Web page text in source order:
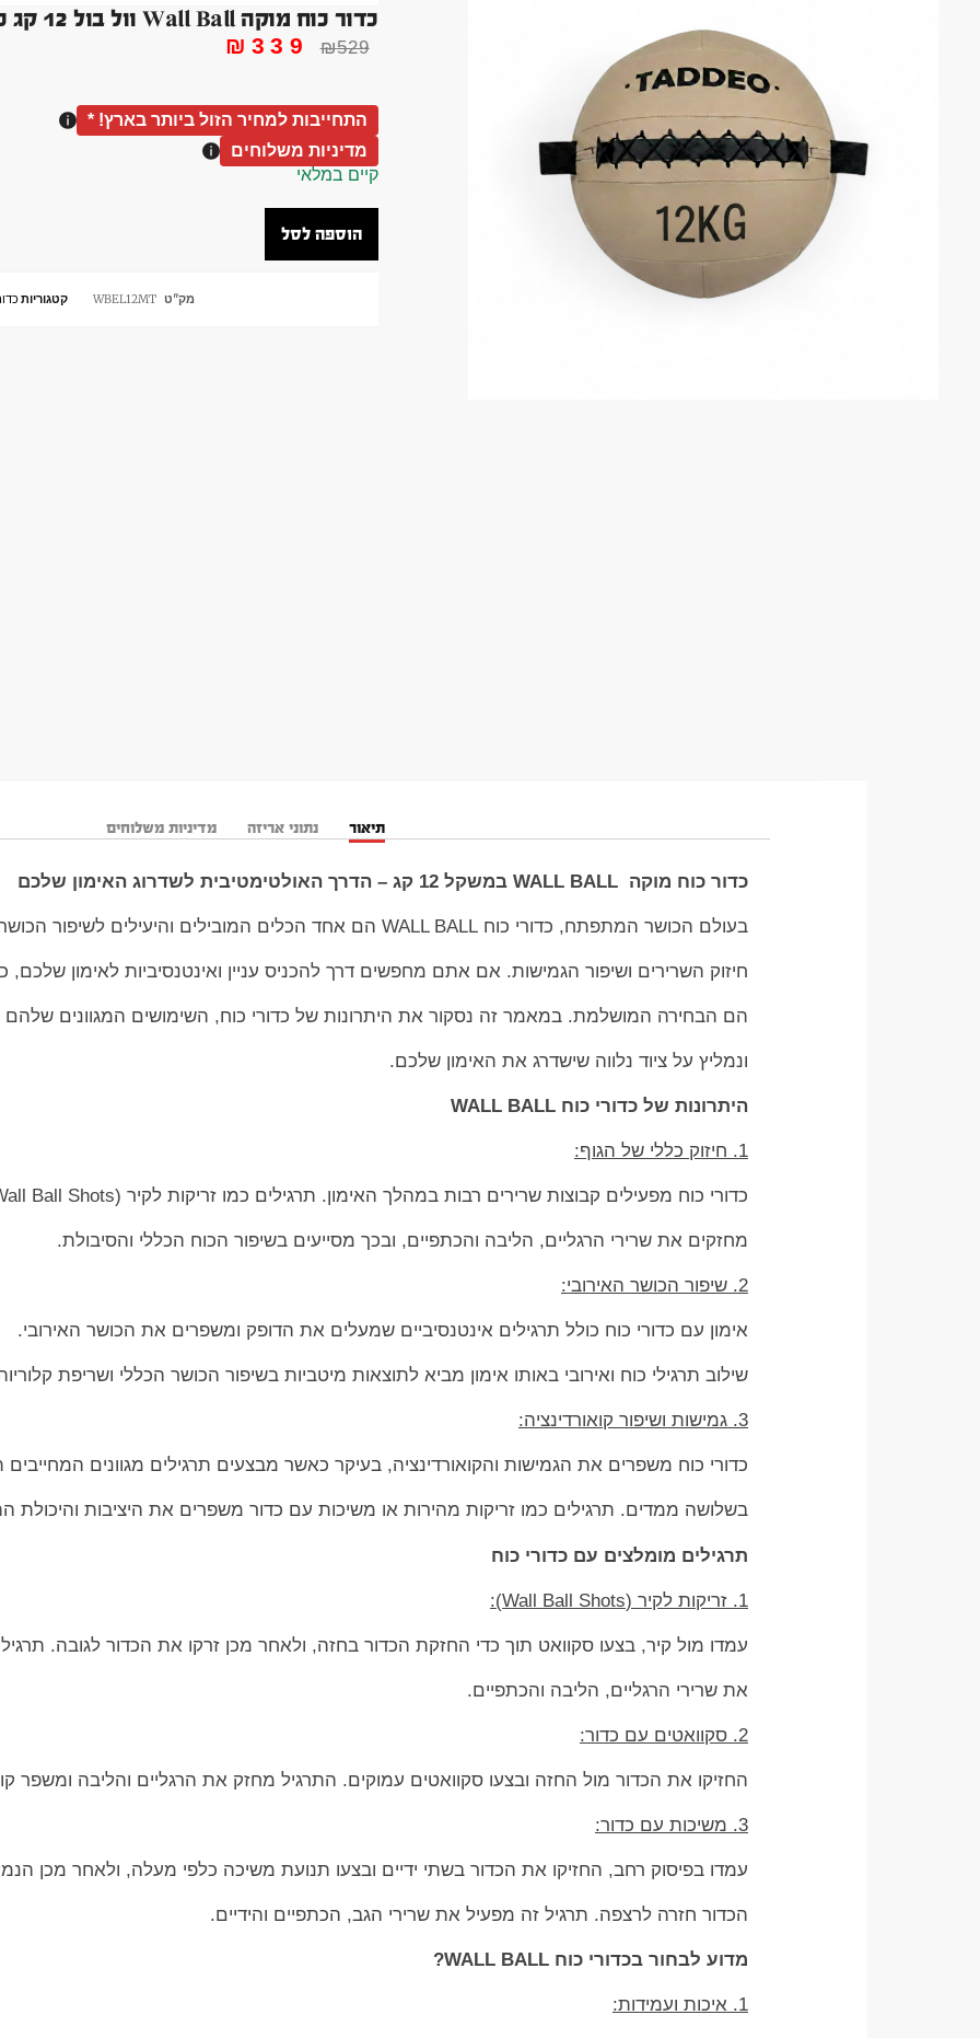
כדור כוח מוקה Wall Ball וול בול 12 קג כדורי כח מקצועי
₪529
₪ 339
התחייבות למחיר הזול ביותר בארץ! *
מדיניות משלוחים
קיים במלאי
הוספה לסל
מק"ט WBEL12MT קטגוריות
תיאור נתוני אריזה מדיניות משלוחים
כדור כוח מוקה WALL BALL במשקל 12 קג – הדרך האולטימטיבית לשדרוג האימון שלכם
בעולם הכושר המתפתח, כדורי כוח WALL BALL הם אחד הכלים המובילים והיעילים לשיפור הכושר הכללי,
חיזוק השרירים ושיפור הגמישות. אם אתם מחפשים דרך להכניס עניין ואינטנסיביות לאימון שלכם,
הם הבחירה המושלמת. במאמר זה נסקור את היתרונות של כדורי כוח, השימושים המגוונים שלהם
ונמליץ על ציוד נלווה שישדרג את האימון שלכם.
היתרונות של כדורי כוח WALL BALL
1. חיזוק כללי של הגוף:
כדורי כוח מפעילים קבוצות שרירים רבות במהלך האימון. תרגילים כמו זריקות לקיר (Wall Ball Shots)
מחזקים את שרירי הרגליים, הליבה והכתפיים, ובכך מסייעים בשיפור הכוח הכללי והסיבולת.
2. שיפור הכושר האירובי:
אימון עם כדורי כוח כולל תרגילים אינטנסיביים שמעלים את הדופק ומשפרים את הכושר האירובי.
שילוב תרגילי כוח ואירובי באותו אימון מביא לתוצאות מיטביות בשיפור הכושר הכללי ושריפת
3. גמישות ושיפור קואורדינציה:
כדורי כוח משפרים את הגמישות והקואורדינציה, בעיקר כאשר מבצעים תרגילים מגוונים המחייבים
בשלושה ממדים. תרגילים כמו זריקות מהירות או משיכות עם כדור משפרים את היציבות והיכולת
תרגילים מומלצים עם כדורי כוח
1. זריקות לקיר (Wall Ball Shots):
עמדו מול קיר, בצעו סקוואט תוך כדי החזקת הכדור בחזה, ולאחר מכן זרקו את הכדור לגובה.
את שרירי הרגליים, הליבה והכתפיים.
2. סקוואטים עם כדור:
החזיקו את הכדור מול החזה ובצעו סקוואטים עמוקים. התרגיל מחזק את הרגליים והליבה ומשפר
3. משיכות עם כדור:
עמדו בפיסוק רחב, החזיקו את הכדור בשתי ידיים ובצעו תנועת משיכה כלפי מעלה, ולאחר מכן
הכדור חזרה לרצפה. תרגיל זה מפעיל את שרירי הגב, הכתפיים והידיים.
מדוע לבחור בכדורי כוח WALL BALL?
1. איכות ועמידות: